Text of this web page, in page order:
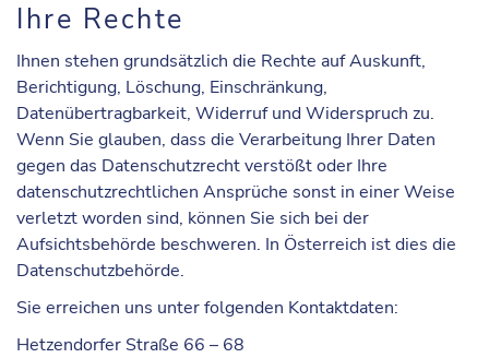
Ihre Rechte
Ihnen stehen grundsätzlich die Rechte auf Auskunft,
Berichtigung, Löschung, Einschränkung,
Datenübertragbarkeit, Widerruf und Widerspruch zu.
Wenn Sie glauben, dass die Verarbeitung Ihrer Daten
gegen das Datenschutzrecht verstößt oder Ihre
datenschutzrechtlichen Ansprüche sonst in einer Weise
verletzt worden sind, können Sie sich bei der
Aufsichtsbehörde beschweren. In Österreich ist dies die
Datenschutzbehörde.
Sie erreichen uns unter folgenden Kontaktdaten:
Hetzendorfer Straße 66 – 68